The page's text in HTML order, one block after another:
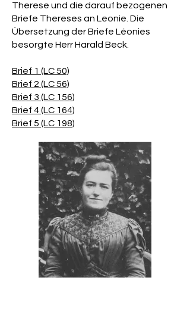
Therese und die darauf bezogenen
Briefe Thereses an Leonie. Die
Übersetzung der Briefe Léonies
besorgte Herr Harald Beck.
Brief 1 (LC 50)
Brief 2 (LC 56)
Brief 3 (LC 156)
Brief 4 (LC 164)
Brief 5 (LC 198)